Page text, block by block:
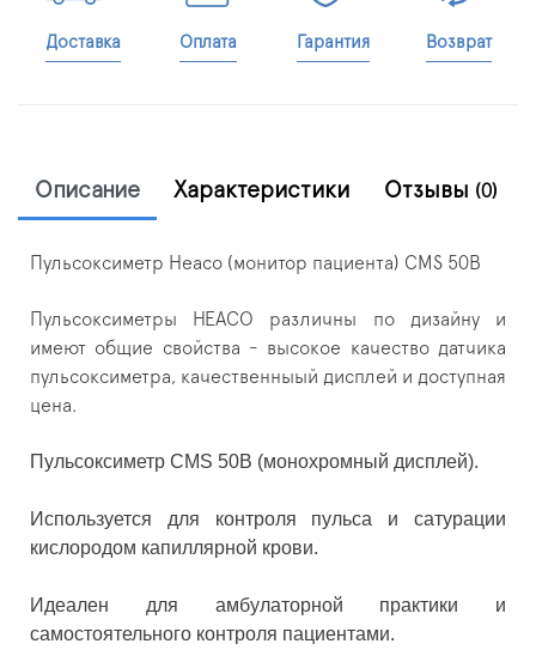
Доставка Оплата Гарантия Возврат
Описание Характеристики Отзывы (0)
Пульсоксиметр Heaco (монитор пациента) CMS 50B
Пульсоксиметры HEACO различны по дизайну и
имеют общие свойства - высокое качество датчика
пульсоксиметра, качественныый дисплей и доступная
цена.
Пульсоксиметр CMS 50B (монохромный дисплей).
Используется для контроля пульса и сатурации
кислородом капиллярной крови.
Идеален для амбулаторной практики и
самостоятельного контроля пациентами.